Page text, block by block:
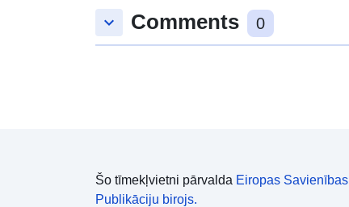
keyboard_arrow_down Comments 0
Šo tīmekļvietni pārvalda Eiropas Savienības
Publikāciju birojs.